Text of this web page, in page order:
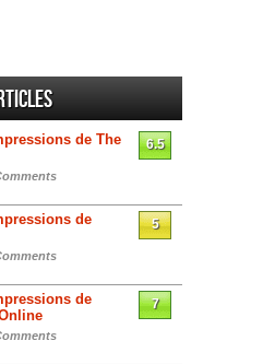
de The
6.5
de
5
de
7